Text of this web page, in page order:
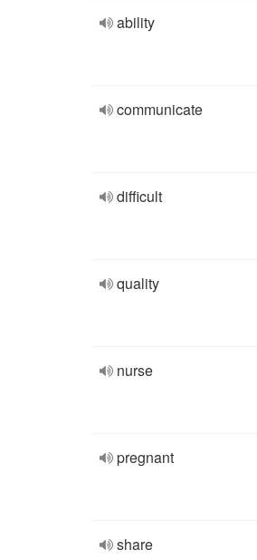
ability
communicate
difficult
quality
nurse
pregnant
share